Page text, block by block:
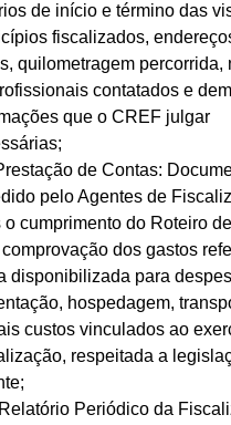
de início e término das
fiscalizados,
quilometragem percorrida,
contatados e
que o CREF julgar
de Contas:
pelo Agentes de
o cumprimento do Roteiro
dos gastos
disponibilizada para
hospedagem,
custos vinculados ao
respeitada a
Periódico da